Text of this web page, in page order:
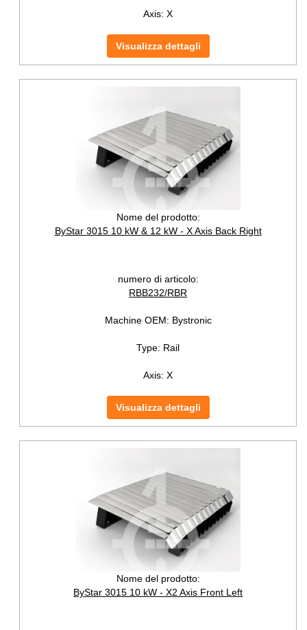
Axis: X
Visualizza dettagli
Nome del prodotto:
ByStar 3015 10 kW & 12 kW - X Axis Back Right
numero di articolo:
RBB232/RBR
Machine OEM: Bystronic
Type: Rail
Axis: X
Visualizza dettagli
Nome del prodotto:
ByStar 3015 10 kW - X2 Axis Front Left